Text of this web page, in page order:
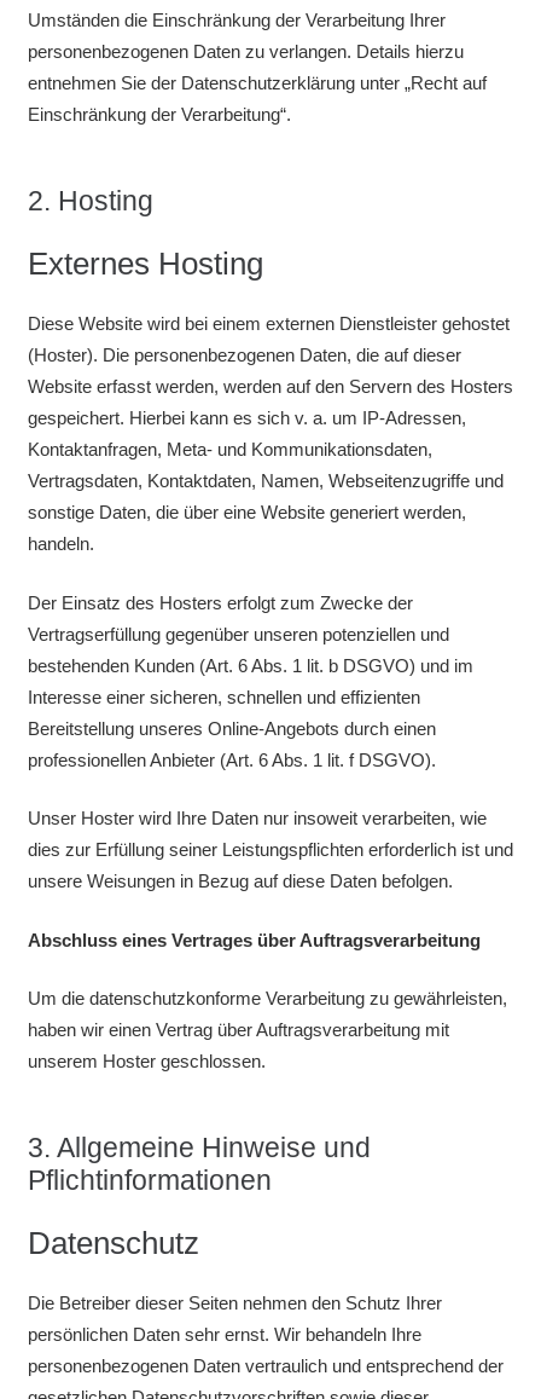
Umständen die Einschränkung der Verarbeitung Ihrer
personenbezogenen Daten zu verlangen. Details hierzu
entnehmen Sie der Datenschutzerklärung unter „Recht auf
Einschränkung der Verarbeitung“.
2. Hosting
Externes Hosting
Diese Website wird bei einem externen Dienstleister gehostet
(Hoster). Die personenbezogenen Daten, die auf dieser
Website erfasst werden, werden auf den Servern des Hosters
gespeichert. Hierbei kann es sich v. a. um IP-Adressen,
Kontaktanfragen, Meta- und Kommunikationsdaten,
Vertragsdaten, Kontaktdaten, Namen, Webseitenzugriffe und
sonstige Daten, die über eine Website generiert werden,
handeln.
Der Einsatz des Hosters erfolgt zum Zwecke der
Vertragserfüllung gegenüber unseren potenziellen und
bestehenden Kunden (Art. 6 Abs. 1 lit. b DSGVO) und im
Interesse einer sicheren, schnellen und effizienten
Bereitstellung unseres Online-Angebots durch einen
professionellen Anbieter (Art. 6 Abs. 1 lit. f DSGVO).
Unser Hoster wird Ihre Daten nur insoweit verarbeiten, wie
dies zur Erfüllung seiner Leistungspflichten erforderlich ist und
unsere Weisungen in Bezug auf diese Daten befolgen.
Abschluss eines Vertrages über Auftragsverarbeitung
Um die datenschutzkonforme Verarbeitung zu gewährleisten,
haben wir einen Vertrag über Auftragsverarbeitung mit
unserem Hoster geschlossen.
3. Allgemeine Hinweise und
Pflichtinformationen
Datenschutz
Die Betreiber dieser Seiten nehmen den Schutz Ihrer
persönlichen Daten sehr ernst. Wir behandeln Ihre
personenbezogenen Daten vertraulich und entsprechend der